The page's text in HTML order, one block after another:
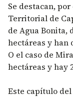
Se destacan,
Territorial de
de Agua Bonita,
hectáreas y han
O el caso de
hectáreas y hay
Este capítulo